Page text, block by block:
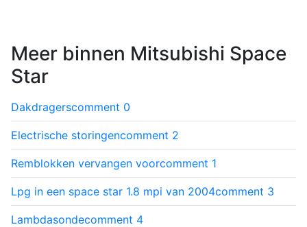
Meer binnen Mitsubishi Space
Star
Dakdragerscomment 0
Electrische storingencomment 2
Remblokken vervangen voorcomment 1
Lpg in een space star 1.8 mpi van 2004comment 3
Lambdasondecomment 4